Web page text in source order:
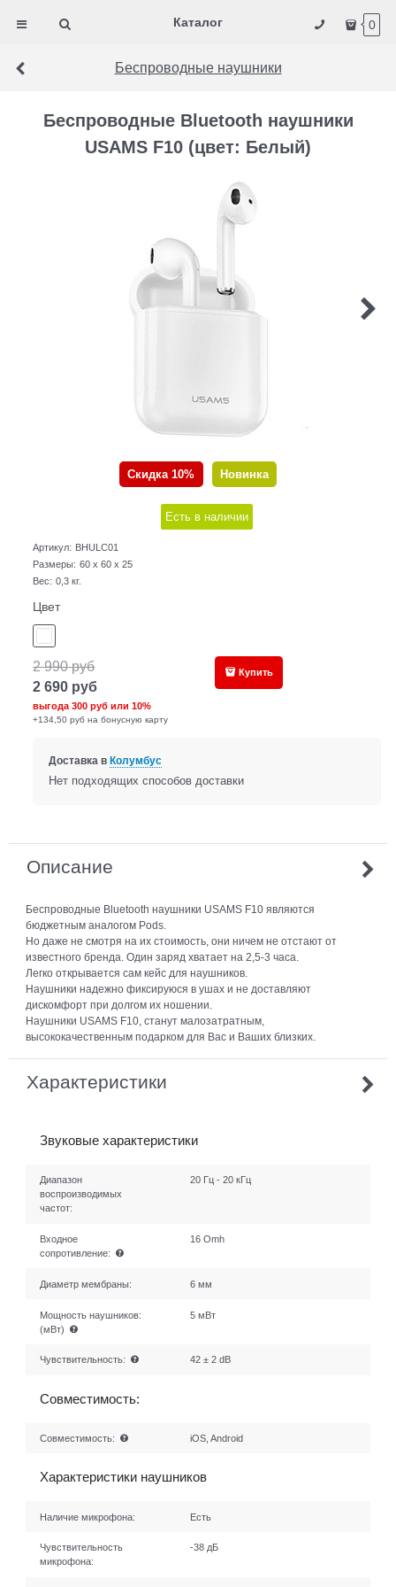
Каталог 0
Беспроводные наушники
Беспроводные Bluetooth наушники
USAMS F10 (цвет: Белый)
Скидка 10% Новинка
Есть в наличии
Артикул: BHULC01
Размеры: 60 x 60 x 25
Вес: 0,3 кг.
Цвет
2 990 руб
2 690 руб
выгода300 руб или10%
+134,50 руб на бонусную карту
Купить
Доставка в Колумбус
Нет подходящих способов доставки
Описание
Беспроводные Bluetooth наушники USAMS F10 являются
бюджетным аналогом Pods.
Но даже не смотря на их стоимость, они ничем не отстают от
известного бренда. Один заряд хватает на 2,5-3 часа.
Легко открывается сам кейс для наушников.
Наушники надежно фиксируюся в ушах и не доставляют
дискомфорт при долгом их ношении.
Наушники USAMS F10, станут малозатратным,
высококачественным подарком для Вас и Ваших близких.
Характеристики
Звуковые характеристики
Диапазон
воспроизводимых
частот:
20 Гц - 20 кГц
Входное
сопротивление:
16 Omh
Диаметр мембраны: 6 мм
Мощность наушников:
(мВт)
5 мВт
Чувствительность: 42 ± 2 dB
Совместимость:
Совместимость: iOS, Android
Характеристики наушников
Наличие микрофона: Есть
Чувствительность
микрофона:
-38 дБ